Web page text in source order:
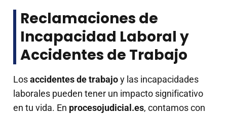
Reclamaciones de
Incapacidad Laboral y
Accidentes de Trabajo
Losaccidentes de trabajoy las incapacidades
laborales pueden tener un impacto significativo
en tu vida. En procesojudicial.es, contamos con